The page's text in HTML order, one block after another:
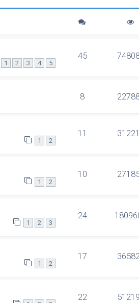
1 2 3 4 5
45
8
1 2
11
1 2
10
1 2 3
24
1 2
17
22